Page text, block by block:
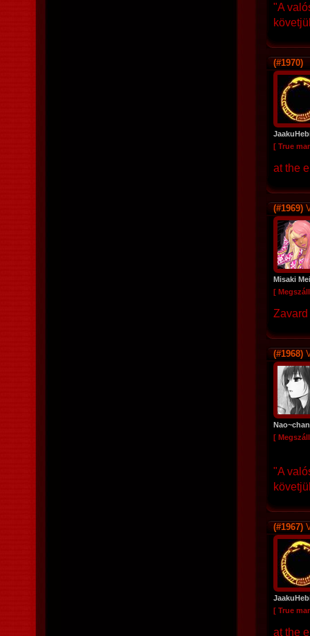
"A
(#1970)
[ True
at the
(#1969)
Misaki Mei
[
(#1968)
Nao~chan
[
"A
(#1967)
[ True
at the